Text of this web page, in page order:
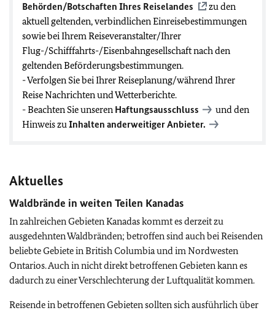
Behörden/Botschaften Ihres Reiselandes
zu den
aktuell geltenden, verbindlichen Einreisebestimmungen
sowie bei Ihrem Reiseveranstalter/Ihrer
Flug-/Schifffahrts-/Eisenbahngesellschaft nach den
geltenden Beförderungsbestimmungen.
- Verfolgen Sie bei Ihrer Reiseplanung/während Ihrer
Reise Nachrichten und Wetterberichte.
- Beachten Sie unseren Haftungsausschluss
und den
Hinweis zuInhalten anderweitiger Anbieter.
Aktuelles
Waldbrände in weiten Teilen Kanadas
In zahlreichen Gebieten Kanadas kommt es derzeit zu
ausgedehnten Waldbränden; betroffen sind auch bei Reisenden
beliebte Gebiete in British Columbia und im Nordwesten
Ontarios. Auch in nicht direkt betroffenen Gebieten kann es
dadurch zu einer Verschlechterung der Luftqualität kommen.
Reisende in betroffenen Gebieten sollten sich ausführlich über